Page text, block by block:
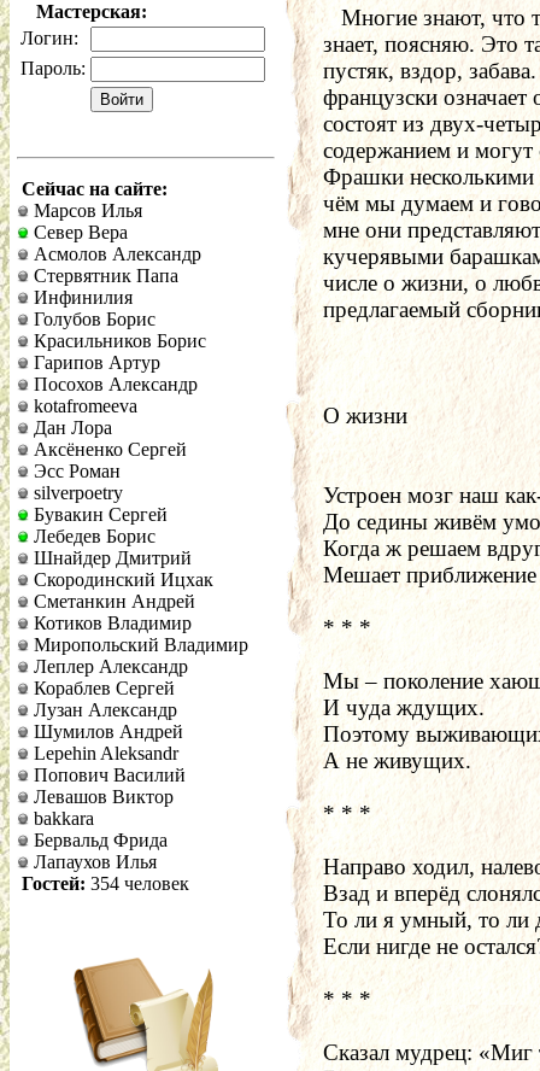
Мастерская:
Логин:
Пароль:
Сейчас на сайте:
Марсов Илья
Север Вера
Асмолов Александр
Стервятник Папа
Инфинилия
Голубов Борис
Красильников Борис
Гарипов Артур
Посохов Александр
kotafromeeva
Дан Лора
Аксёненко Сергей
Эсс Роман
silverpoetry
Бувакин Сергей
Лебедев Борис
Шнайдер Дмитрий
Скородинский Ицхак
Сметанкин Андрей
Котиков Владимир
Миропольский Владимир
Леплер Александр
Кораблев Сергей
Лузан Александр
Шумилов Андрей
Lepehin Aleksandr
Попович Василий
Левашов Виктор
bakkara
Бервальд Фрида
Лапаухов Илья
Гостей: 354 человек
Многие знают, что
знает, поясняю. Это
пустяк, вздор,
французски
состоят из двух-
содержанием и
Фрашки несколькими
чём мы думаем и
мне они
кучерявыми
числе о жизни, о
предлагаемый
О жизни
Устроен мозг наш
До седины живём
Когда ж решаем
Мешает приближение
* * *
Мы – поколение
И чуда ждущих.
Поэтому
А не живущих.
* * *
Направо ходил,
Взад и вперёд
То ли я умный, то ли
Если нигде не
* * *
Сказал мудрец: «Миг